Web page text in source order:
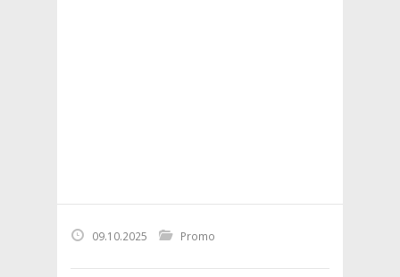
09.10.2025 Promo